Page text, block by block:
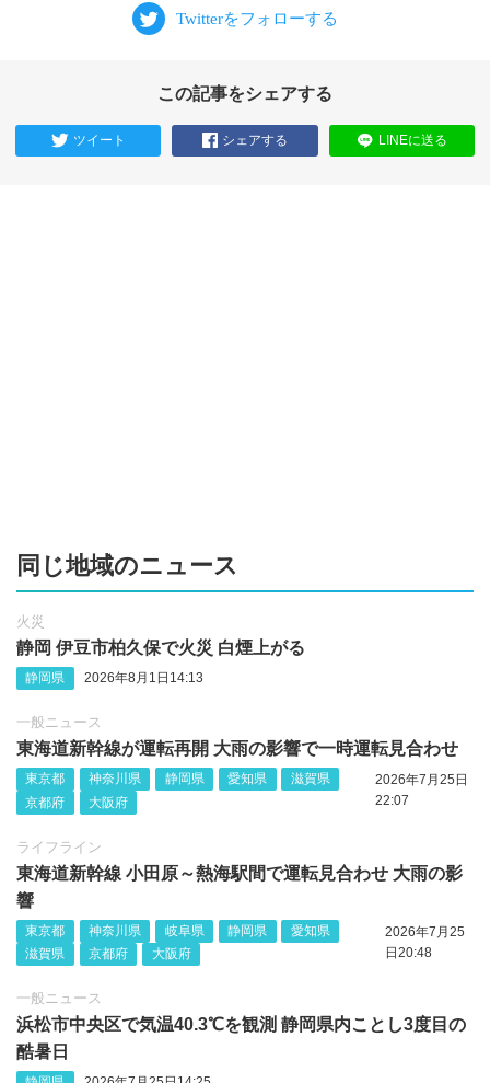
この記事をシェアする
ツイート シェアする LINEに送る
同じ地域のニュース
火災
静岡 伊豆市柏久保で火災 白煙上がる
静岡県 2026年8月1日14:13
一般ニュース
東海道新幹線が運転再開 大雨の影響で一時運転見合わせ
東京都 神奈川県 静岡県 愛知県
滋賀県
京都府
大阪府
2026年7月25日
22:07
ライフライン
東海道新幹線 小田原～熱海駅間で運転見合わせ 大雨の影
響
東京都 神奈川県 岐阜県 静岡県
愛知県
滋賀県
京都府 大阪府
2026年7月25
日20:48
一般ニュース
浜松市中央区で気温40.3℃を観測 静岡県内ことし3度目の
酷暑日